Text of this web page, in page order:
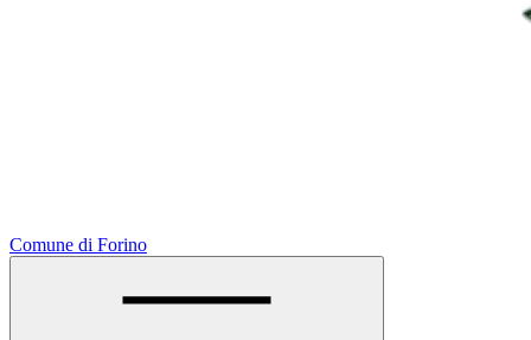
Comune di Forino